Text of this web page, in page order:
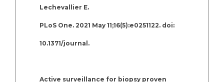
Lechevallier E.
PLoS One. 2021 May 11;16(5):e0251122. doi:
10.1371/journal.
Active surveillance for biopsy proven